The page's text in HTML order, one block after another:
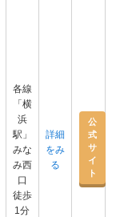
各線
「横
浜
駅」
みな
み西
口
徒歩
1分
詳細
をみ
る
公
式
サ
イ
ト